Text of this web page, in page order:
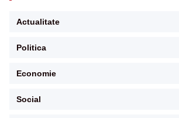
Actualitate
Politica
Economie
Social